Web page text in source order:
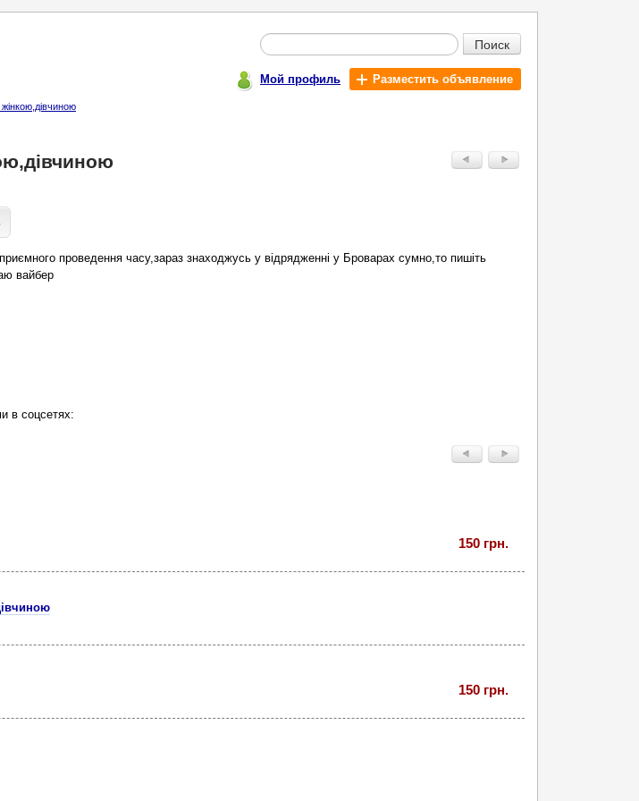
Поиск
Мой профиль Разместить объявление
проведення часу,зараз знаходжусь у відрядженні у Броварах сумно,то пишіть
вайбер
в соцсетях:
150 грн.
150 грн.